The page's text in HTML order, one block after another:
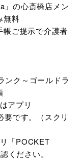
の心斎橋店メン
無料
ご提示で介護者
ンク～ゴールドラ
アプリ
要です。（スクリ
「POCKET
ください。